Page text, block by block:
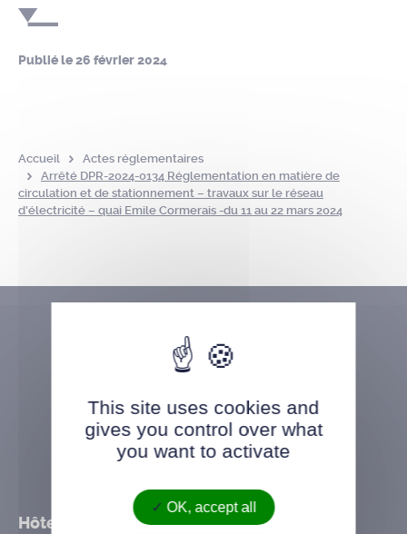
Publié le26 février 2024
Accueil
Actes réglementaires
Arrêté DPR-2024-0134 Réglementation en matière de
circulation et de stationnement – travaux sur le réseau
d’électricité – quai Emile Cormerais -du 11 au 22 mars 2024
Hôtel de ville
This site uses cookies and
gives you control over what
you want to activate
OK, accept all